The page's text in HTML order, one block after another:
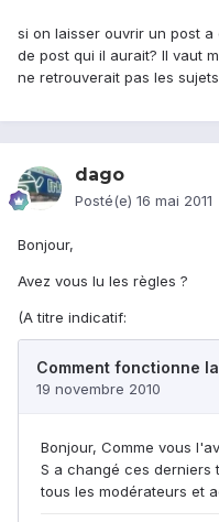
si on laisser ouvrir un post
de post qui il aurait? Il vaut
ne retrouverait pas les
dago
Posté(e) 16 mai 2011
Bonjour,
Avez vous lu les règles ?
(A titre indicatif: